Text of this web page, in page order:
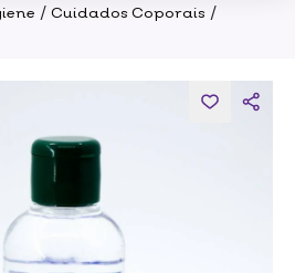
/ Cuidados Coporais /